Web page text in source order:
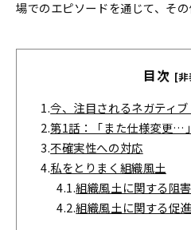
場でのエピソードを通じて、その
目次 [非
1.今、注目されるネガティ
2.第1話：「また仕様変更…」
3.不確実性への対応
4.私をとりまく組織風土
4.1.組織風土に関する阻
4.2.組織風土に関する促